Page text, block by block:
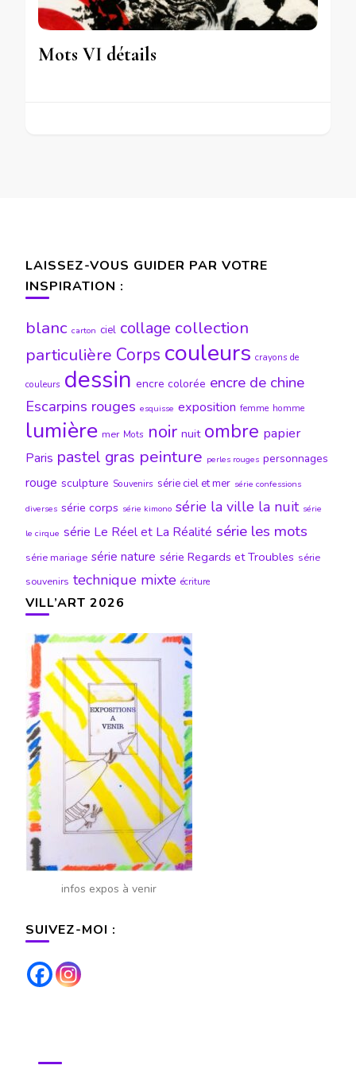
Mots VI détails
LAISSEZ-VOUS GUIDER PAR VOTRE
INSPIRATION :
blanc carton ciel collage collection
particulière Corps couleurs crayons de
couleurs dessin encre colorée encre de chine
Escarpins rouges esquisse exposition femme homme
lumière mer Mots noir nuit ombre papier
Paris pastel gras peinture perles rouges personnages
rouge sculpture Souvenirs série ciel et mer série confessions
diverses série corps série kimono série la ville la nuit série
le cirque série Le Réel et La Réalité série les mots
série mariage série nature série Regards et Troubles série
souvenirs technique mixte écriture
VILL’ART 2026
infos expos à venir
SUIVEZ-MOI :